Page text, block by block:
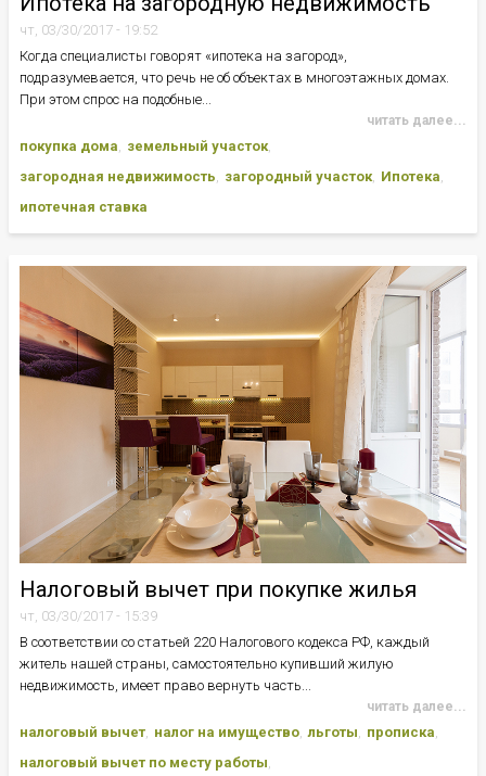
чт, 03/30/2017 - 19:52
Когда специалисты говорят «ипотека на загород»,
подразумевается, что речь не об объектах в многоэтажных домах.
При этом спрос на подобные...
читать далее...
покупка дома
земельный участок
загородная недвижимость
загородный участок Ипотека
ипотечная ставка
Налоговый вычет при покупке жилья
чт, 03/30/2017 - 15:39
В соответствии со статьей 220 Налогового кодекса РФ, каждый
житель нашей страны, самостоятельно купивший жилую
недвижимость, имеет право вернуть часть...
читать далее...
налоговый вычет налог на имущество льготы
прописка
налоговый вычет по месту работы